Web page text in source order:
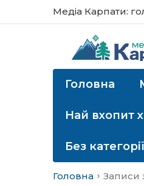
Медіа Карпати:
Головна
Най вхопит
Без категорії
Головна Записи